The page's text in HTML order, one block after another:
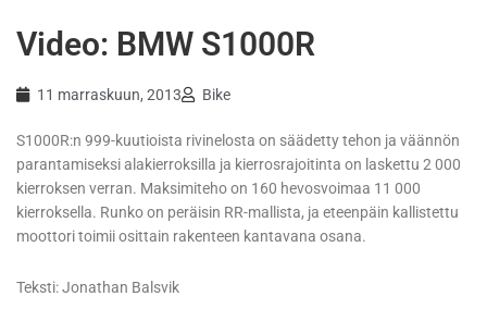
Video: BMW S1000R
11 marraskuun, 2013 Bike
S1000R:n 999-kuutioista rivinelosta on säädetty tehon ja väännön
parantamiseksi alakierroksilla ja kierrosrajoitinta on laskettu 2 000
kierroksen verran. Maksimiteho on 160 hevosvoimaa 11 000
kierroksella. Runko on peräisin RR-mallista, ja eteenpäin kallistettu
moottori toimii osittain rakenteen kantavana osana.
Teksti: Jonathan Balsvik